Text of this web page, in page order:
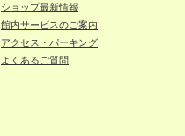
ショップ最新情報
館内サービスのご案内
アクセス・パーキング
よくあるご質問